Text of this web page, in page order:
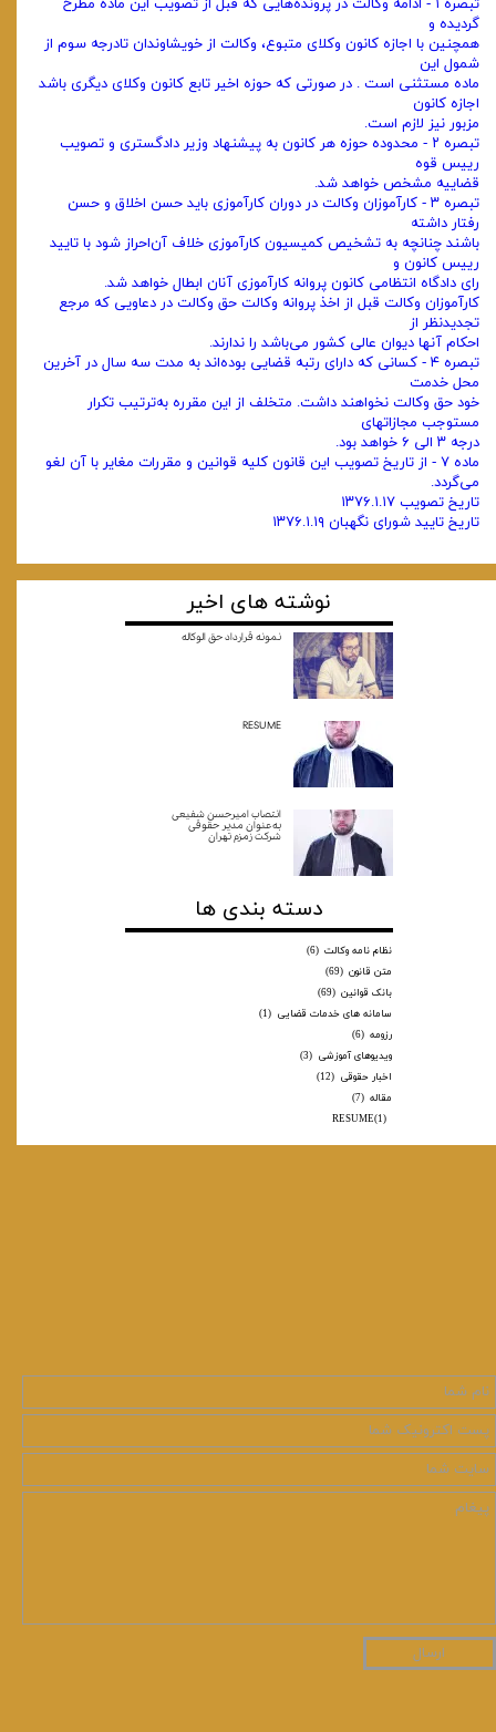
‌تبصره ۱ - ادامه وکالت در پرونده‌هایی که قبل از تصویب این ماده مطرح
گردیده و
همچنین با اجازه کانون وکلای متبوع، وکالت از خویشاوندان تا‌درجه سوم از
شمول این
ماده مستثنی است . در صورتی که حوزه اخیر تابع کانون وکلای دیگری باشد
اجازه کانون
مزبور نیز لازم است.
‌تبصره ۲ - محدوده حوزه هر کانون به پیشنهاد وزیر دادگستری و تصویب
رییس قوه
قضاییه مشخص خواهد شد.
‌تبصره ۳ - کارآموزان وکالت در دوران کارآموزی باید حسن اخلاق و حسن
رفتار داشته
باشند چنانچه به تشخیص کمیسیون کارآموزی خلاف آن‌احراز شود با تایید
رییس کانون و
رای دادگاه انتظامی کانون پروانه کارآموزی آنان ابطال خواهد شد.
‌کارآموزان وکالت قبل از اخذ پروانه وکالت حق وکالت در دعاویی که مرجع
تجدیدنظر از
احکام آنها دیوان عالی کشور می‌باشد را ندارند.
‌تبصره ۴ - کسانی که دارای رتبه قضایی بوده‌اند به مدت سه سال در آخرین
محل خدمت
خود حق وکالت نخواهند داشت. متخلف از این مقرره به‌ترتیب تکرار
مستوجب مجازاتهای
درجه ۳ الی ۶ خواهد بود.
‌ماده ۷ - از تاریخ تصویب این قانون کلیه قوانین و مقررات مغایر با آن لغو
می‌گردد.
‌تاریخ تصویب ۱۳۷۶.۱.۱۷
‌تاریخ تایید شورای نگهبان ۱۳۷۶.۱.۱۹
ارسال
نوشته های اخیر
نمونه قرارداد حق الوکاله
RESUME
انتصاب امیرحسن شفیعی
به‌عنوان مدیر حقوقی
شرکت زمزم تهران
دسته بندی ها
نظام نامه وکالت (6)
متن قانون (69)
بانک قوانین (69)
سامانه های خدمات قضایی (1)
رزومه (6)
ویدیوهای آموزشی (3)
اخبار حقوقی (12)
مقاله (7)
RESUME(1)